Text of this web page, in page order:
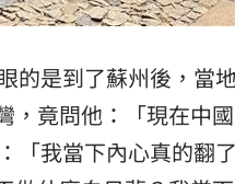
的是到了蘇州後，當
，竟問他：「現在中
「我當下內心真的翻